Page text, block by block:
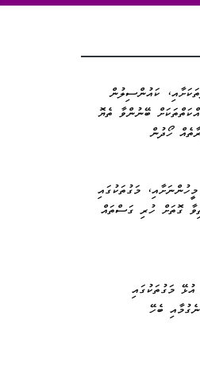
ކައުންސިލުން
ބޭނުންވާ ތެޔޮ
ހޯދުން
މަގުތަކުގައި
ގޮތަށް ހުރި ގަސްތައް
މަގުތަކުގައި
ބެހޭ